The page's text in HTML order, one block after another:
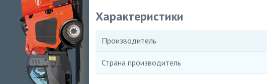
Характеристики
Производитель
Страна производитель